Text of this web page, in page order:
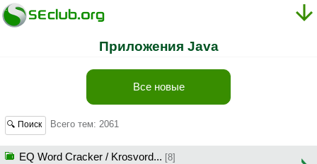
Приложения Java
Все новые
🔍 Поиск Всего тем: 2061
EQ Word Cracker / Krosvord... [8]